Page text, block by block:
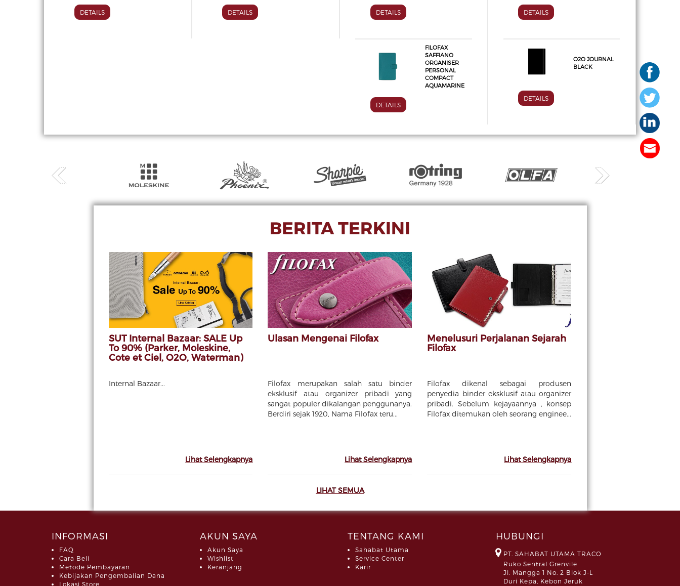
DETAILS DETAILS DETAILS
FILOFAX
SAFFIANO
ORGANISER
PERSONAL
COMPACT
AQUAMARINE
DETAILS
DETAILS
O2O JOURNAL
BLACK
DETAILS
BERITA TERKINI
SUT Internal Bazaar: SALE Up
To 90% (Parker, Moleskine,
Cote et Ciel, O2O, Waterman)
Internal Bazaar...
Lihat Selengkapnya
Ulasan Mengenai Filofax
Filofax merupakan salah satu binder
eksklusif atau organizer pribadi yang
sangat populer dikalangan penggunanya.
Berdiri sejak 1920, Nama Filofax teru...
Lihat Selengkapnya
Menelusuri Perjalanan Sejarah
Filofax
Filofax dikenal sebagai produsen
penyedia binder eksklusif atau organizer
pribadi. Sebelum kejayaannya , konsep
Filofax ditemukan oleh seorang enginee...
Lihat Selengkapnya
LIHAT SEMUA
INFORMASI
FAQ
Cara Beli
Metode Pembayaran
Kebijakan Pengembalian Dana
Lokasi Store
AKUN SAYA
Akun Saya
Wishlist
Keranjang
TENTANG KAMI
Sahabat Utama
Service Center
Karir
HUBUNGI
PT. SAHABAT UTAMA TRACO
Ruko Sentral Grenvile
Jl. Mangga 1 No. 2 Blok J-L
Duri Kepa, Kebon Jeruk